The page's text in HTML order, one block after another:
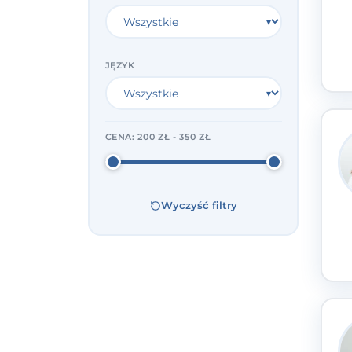
JĘZYK
CENA:200 ZŁ - 350 ZŁ
Wyczyść filtry